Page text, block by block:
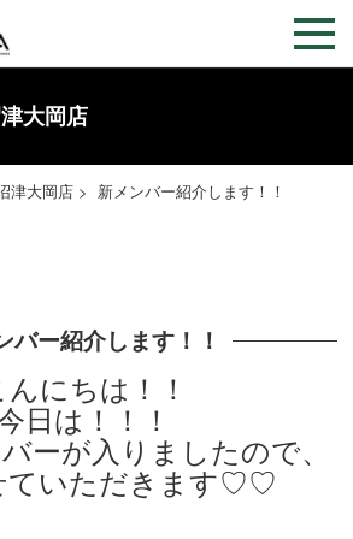
大岡店
津大岡店 > 新メンバー紹介します！！
バー紹介します！！
んにちは！！
日は！！！
ーが入りましたので、
ていただきます♡♡